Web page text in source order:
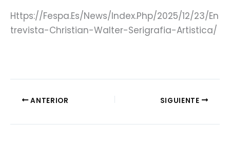
Https://fespa.es/news/index.php/2025/12/23/en
Trevista-Christian-Walter-Serigrafia-Artistica/
ANTERIOR SIGUIENTE